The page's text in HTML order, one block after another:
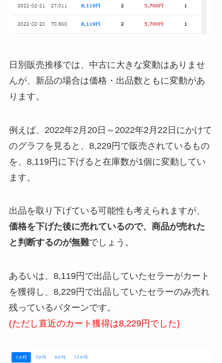
日別販売推移では、中古に大きな変動はありませ
んが、新品の場合は価格・出品数ともに変動があ
ります。
例えば、2022年2月20日～2022年2月22日にかけて
のグラフを見ると、8,229円で販売されているもの
を、8,119円に下げると在庫数が1個に変動してい
ます。
出品を取り下げている可能性も考えられますが、
価格を下げた後に売れているので、商品が売れた
と判断するのが無難でしょう。
あるいは、8,119円で出品していたセラーがカート
を獲得し、8,229円で出品していたセラーのみ売れ
残っているパターンです。
(ただし直近のカート獲得は8,229円でした)